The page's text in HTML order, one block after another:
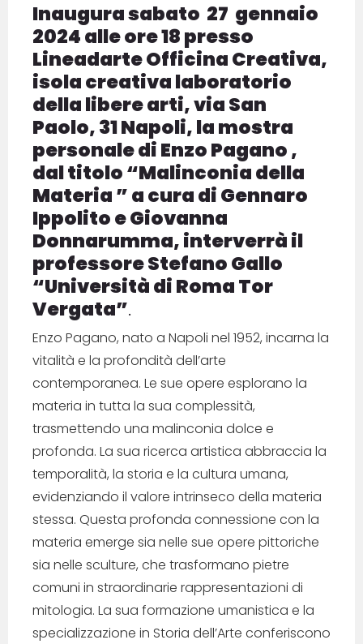
Inaugura sabato 27 gennaio
2024 alle ore 18 presso
Lineadarte Officina Creativa,
isola creativa laboratorio
della libere arti, via San
Paolo, 31 Napoli, la mostra
personale di Enzo Pagano ,
dal titolo “Malinconia della
Materia ” a cura di Gennaro
Ippolito e Giovanna
Donnarumma, interverrà il
professore Stefano Gallo
“Università di Roma Tor
Vergata”.
Enzo Pagano, nato a Napoli nel 1952, incarna la
vitalità e la profondità dell’arte
contemporanea. Le sue opere esplorano la
materia in tutta la sua complessità,
trasmettendo una malinconia dolce e
profonda. La sua ricerca artistica abbraccia la
temporalità, la storia e la cultura umana,
evidenziando il valore intrinseco della materia
stessa. Questa profonda connessione con la
materia emerge sia nelle sue opere pittoriche
sia nelle sculture, che trasformano pietre
comuni in straordinarie rappresentazioni di
mitologia. La sua formazione umanistica e la
specializzazione in Storia dell’Arte conferiscono